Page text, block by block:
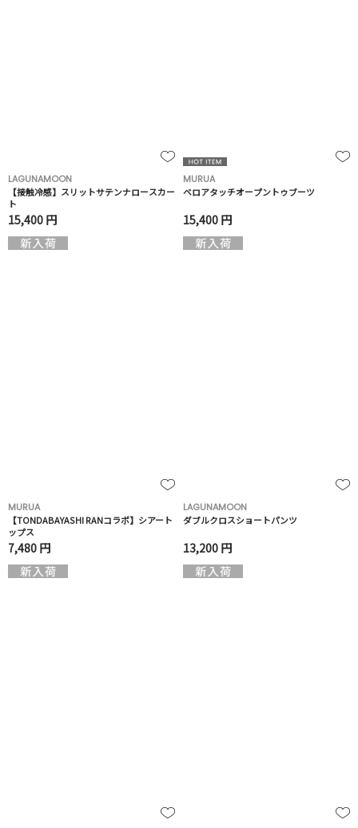
LAGUNAMOON
【接触冷感】スリットサテンナロースカー
ト
15,400 円
MURUA
ベロアタッチオープントゥブーツ
15,400 円
MURUA
【TONDABAYASHI RANコラボ】シアート
ップス
7,480 円
LAGUNAMOON
ダブルクロスショートパンツ
13,200 円